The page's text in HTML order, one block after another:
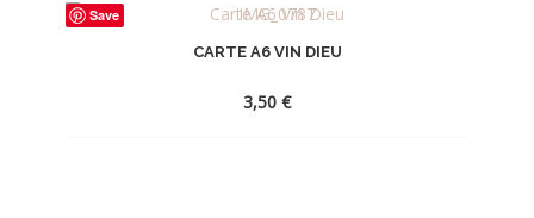
Save
CARTE A6 VIN DIEU
3,50 €